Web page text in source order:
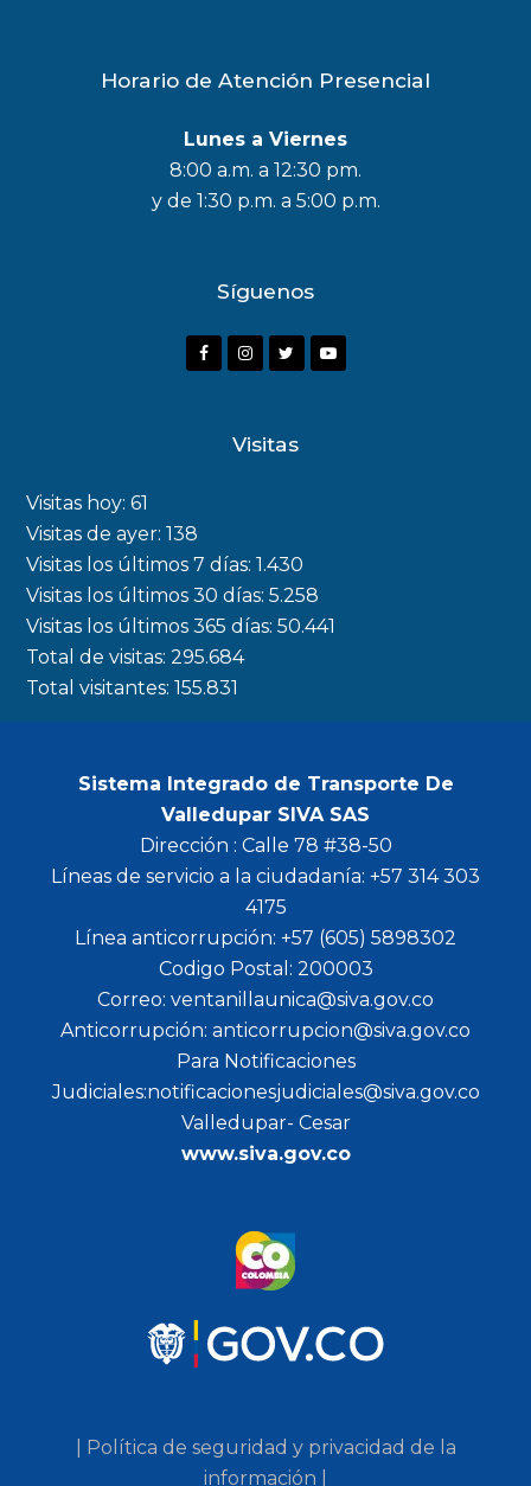
Horario de Atención Presencial
Lunes a Viernes
8:00 a.m. a 12:30 pm.
y de 1:30 p.m. a 5:00 p.m.
Síguenos
F
o
k
I
a
m
r
Y
Visitas
Visitas hoy:61
Visitas de ayer:138
Visitas los últimos 7 días:1.430
Visitas los últimos 30 días:5.258
Visitas los últimos 365 días:50.441
Total de visitas:295.684
Total visitantes:155.831
Sistema Integrado de Transporte De
Valledupar SIVA SAS
Dirección : Calle 78 #38-50
Líneas de servicio a la ciudadanía: +57 314 303
4175
Línea anticorrupción: +57 (605) 5898302
Codigo Postal: 200003
Correo: ventanillaunica@siva.gov.co
Anticorrupción: anticorrupcion@siva.gov.co
Para Notificaciones
Judiciales:notificacionesjudiciales@siva.gov.co
Valledupar- Cesar
www.siva.gov.co
| Política de seguridad y privacidad de la
información |